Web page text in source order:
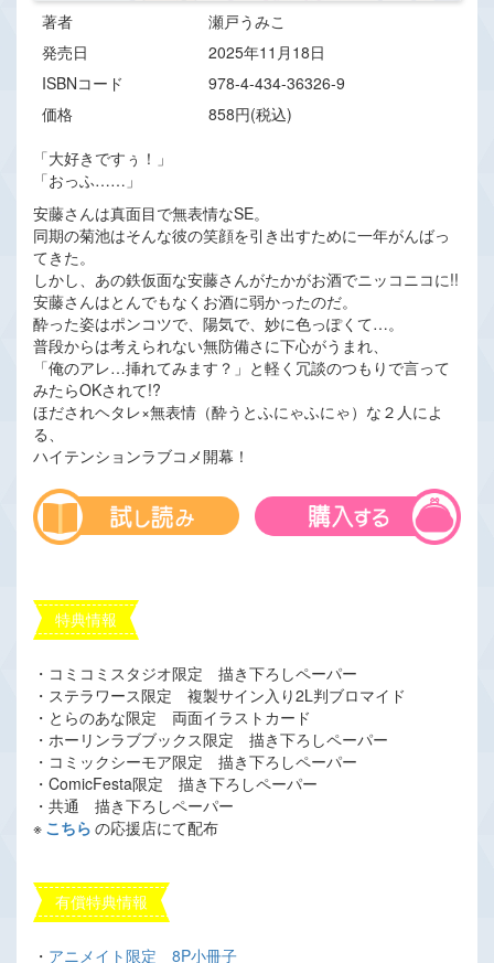
著者
瀬戸うみこ
発売日
2025年11月18日
ISBNコード
978-4-434-36326-9
価格
858円(税込)
「大好きですぅ！」
「おっふ……」
安藤さんは真面目で無表情なSE。
同期の菊池はそんな彼の笑顔を引き出すために一年がんばっ
てきた。
しかし、あの鉄仮面な安藤さんがたかがお酒でニッコニコに!!
安藤さんはとんでもなくお酒に弱かったのだ。
酔った姿はポンコツで、陽気で、妙に色っぽくて…。
普段からは考えられない無防備さに下心がうまれ、
「俺のアレ…挿れてみます？」と軽く冗談のつもりで言って
みたらOKされて!?
ほだされヘタレ×無表情（酔うとふにゃふにゃ）な２人によ
る、
ハイテンションラブコメ開幕！
特典情報
・コミコミスタジオ限定 描き下ろしペーパー
・ステラワース限定 複製サイン入り2L判ブロマイド
・とらのあな限定 両面イラストカード
・ホーリンラブブックス限定 描き下ろしペーパー
・コミックシーモア限定 描き下ろしペーパー
・ComicFesta限定 描き下ろしペーパー
・共通 描き下ろしペーパー
※ こちら の応援店にて配布
有償特典情報
・ アニメイト限定 8P小冊子